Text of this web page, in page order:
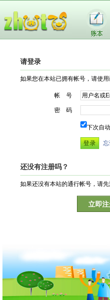
请登录
如果您在本站已拥有帐号，请使
帐 号
密 码
下次自
还没有注册吗？
如果还没有本站的通行帐号，请先
立即